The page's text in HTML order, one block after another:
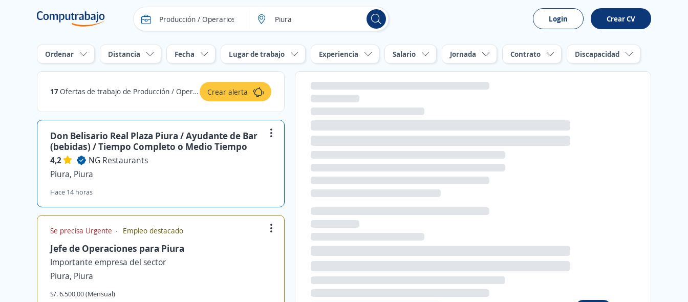
Login Crear CV
Ordenar Distancia Fecha Lugar de trabajo Experiencia Salario Jornada Contrato Discapacidad
17Ofertas de trabajo de Producción / Operarios / Manufactura en Piura, Piura Crear alerta
Don Belisario Real Plaza Piura / Ayudante de Bar
(bebidas) / Tiempo Completo o Medio Tiempo
4,2
NG Restaurants
Piura, Piura
Hace 14 horas
Se precisa Urgente Empleo destacado
Jefe de Operaciones para Piura
Importante empresa del sector
Piura, Piura
S/. 6.500,00 (Mensual)